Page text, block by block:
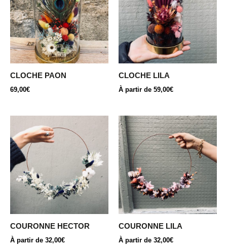
CLOCHE PAON
69,00€
CLOCHE LILA
À partir de 59,00€
plusieurs
variations.
Les
options
peuvent
choisies
sur
page
du
produit
COURONNE HECTOR
À partir de 32,00€
produit
a
plusieurs
variations.
Les
peuvent
choisies
sur
COURONNE LILA
À partir de 32,00€
Ce
produit
a
plusieurs
variations.
Les
options
peuvent
choisies
sur